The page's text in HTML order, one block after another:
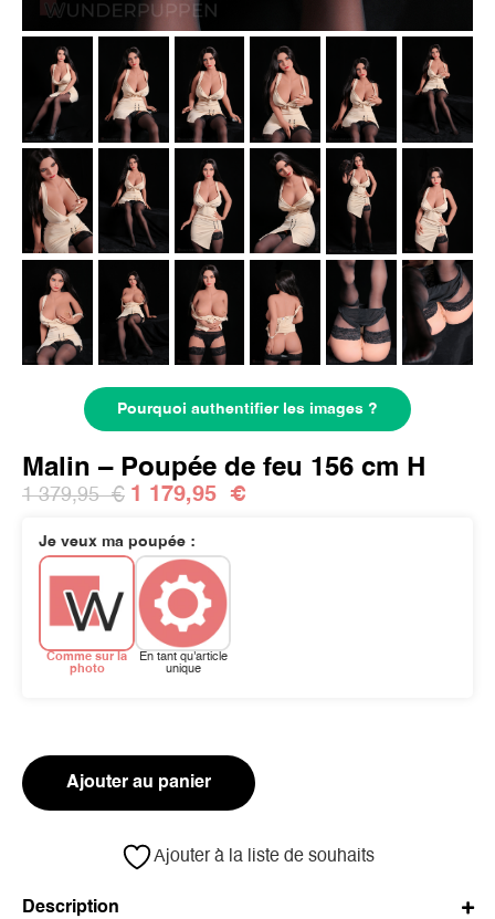
Pourquoi authentifier les images ?
Malin – Poupée de feu 156 cm H
1 379,95€ 1 179,95 €
Je veux ma poupée :
Comme sur la
photo
En tant qu'article
unique
Ajouter au panier
Ajouter à la liste de souhaits
Description